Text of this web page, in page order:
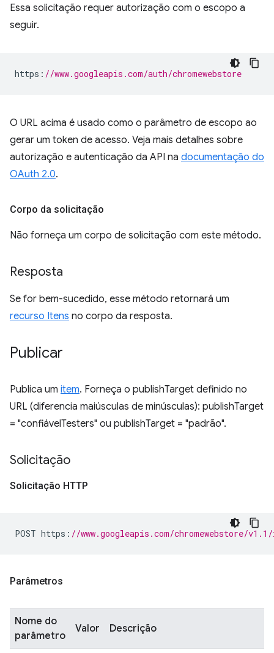
Essa solicitação requer autorização com o escopo a
seguir.
https : //www.googleapis.com/auth/chromewebstore
O URL acima é usado como o parâmetro de escopo ao
gerar um token de acesso. Veja mais detalhes sobre
autorização e autenticação da API na documentação do
OAuth 2.0.
Corpo da solicitação
Não forneça um corpo de solicitação com este método.
Resposta
Se for bem-sucedido, esse método retornará um
recurso Itens no corpo da resposta.
Publicar
Publica um item. Forneça o publishTarget definido no
URL (diferencia maiúsculas de minúsculas): publishTarget
= "confiávelTesters" ou publishTarget = "padrão".
Solicitação
Solicitação HTTP
POST https : //www.googleapis.com/chromewebstore/
Parâmetros
Nome do
parâmetro
Valor Descrição